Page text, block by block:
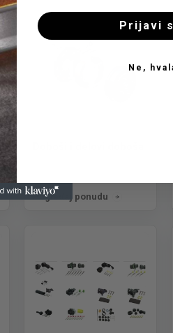
Pogledaj ponudu
Prijavi
Ne,